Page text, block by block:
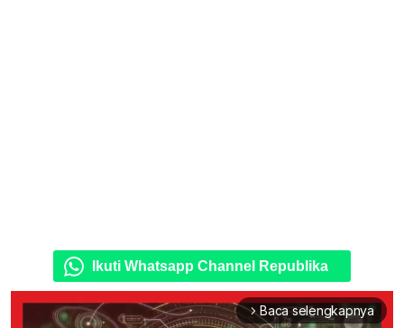
Ikuti Whatsapp Channel Republika
arrow_forward_ios Baca selengkapnya